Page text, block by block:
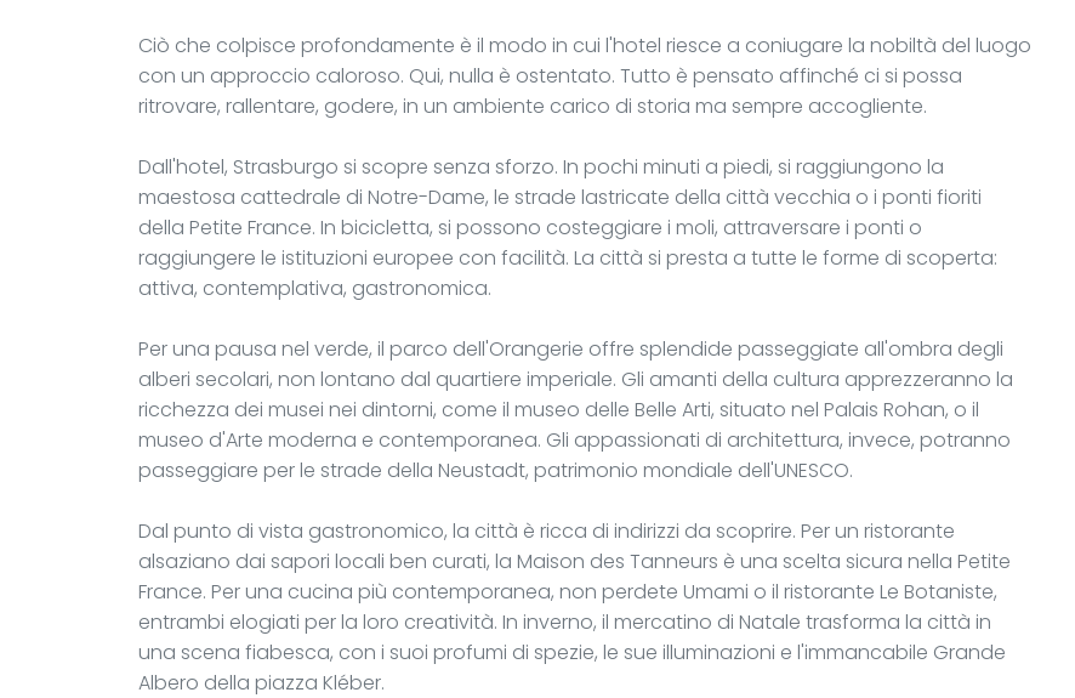
Ciò che colpisce profondamente è il modo in cui l'hotel riesce a coniugare la nobiltà del luogo
con un approccio caloroso. Qui, nulla è ostentato. Tutto è pensato affinché ci si possa
ritrovare, rallentare, godere, in un ambiente carico di storia ma sempre accogliente.
Dall'hotel, Strasburgo si scopre senza sforzo. In pochi minuti a piedi, si raggiungono la
maestosa cattedrale di Notre-Dame, le strade lastricate della città vecchia o i ponti fioriti
della Petite France. In bicicletta, si possono costeggiare i moli, attraversare i ponti o
raggiungere le istituzioni europee con facilità. La città si presta a tutte le forme di scoperta:
attiva, contemplativa, gastronomica.
Per una pausa nel verde, il parco dell'Orangerie offre splendide passeggiate all'ombra degli
alberi secolari, non lontano dal quartiere imperiale. Gli amanti della cultura apprezzeranno la
ricchezza dei musei nei dintorni, come il museo delle Belle Arti, situato nel Palais Rohan, o il
museo d'Arte moderna e contemporanea. Gli appassionati di architettura, invece, potranno
passeggiare per le strade della Neustadt, patrimonio mondiale dell'UNESCO.
Dal punto di vista gastronomico, la città è ricca di indirizzi da scoprire. Per un ristorante
alsaziano dai sapori locali ben curati, la Maison des Tanneurs è una scelta sicura nella Petite
France. Per una cucina più contemporanea, non perdete Umami o il ristorante Le Botaniste,
entrambi elogiati per la loro creatività. In inverno, il mercatino di Natale trasforma la città in
una scena fiabesca, con i suoi profumi di spezie, le sue illuminazioni e l'immancabile Grande
Albero della piazza Kléber.